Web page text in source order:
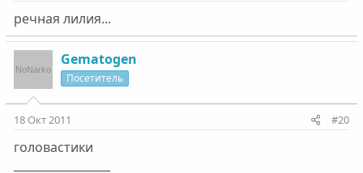
речная лилия...
Gematogen
Посетитель
18 Окт 2011 #20
головастики